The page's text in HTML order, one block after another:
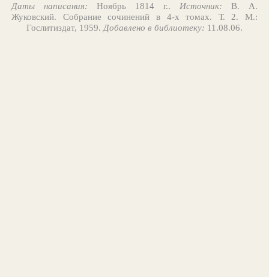
Даты написания: Ноябрь 1814 г.. Источник: В. А.
Жуковский. Собрание сочинений в 4-х томах. Т. 2. М.:
Гослитиздат, 1959.Добавлено в библиотеку: 11.08.06.